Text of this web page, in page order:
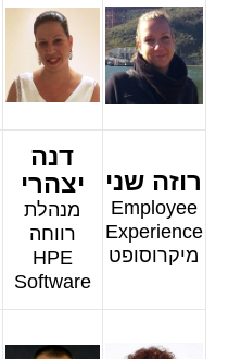
רוזה שני
Employee
Experience
מיקרוסופט
דנה
יצהרי
מנהלת
רווחה
HPE
Software